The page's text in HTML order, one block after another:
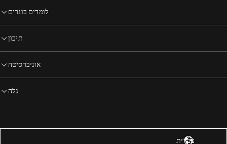
לומדים בוגרים
תיכון
אוניברסיטה
גלה
עברית